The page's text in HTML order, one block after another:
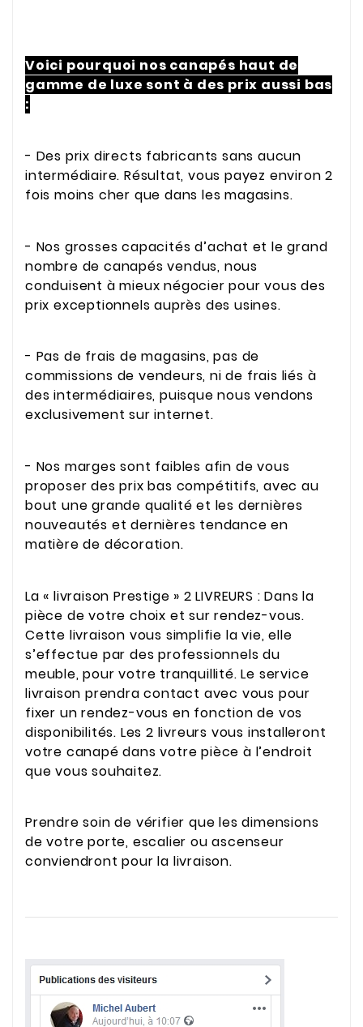
Voici pourquoi nos canapés haut de
gamme de luxe sont à des prix aussi bas
:
- Des prix directs fabricants sans aucun
intermédiaire. Résultat, vous payez environ 2
fois moins cher que dans les magasins.
- Nos grosses capacités d’achat et le grand
nombre de canapés vendus, nous
conduisent à mieux négocier pour vous des
prix exceptionnels auprès des usines.
- Pas de frais de magasins, pas de
commissions de vendeurs, ni de frais liés à
des intermédiaires, puisque nous vendons
exclusivement sur internet.
- Nos marges sont faibles afin de vous
proposer des prix bas compétitifs, avec au
bout une grande qualité et les dernières
nouveautés et dernières tendance en
matière de décoration.
La « livraison Prestige » 2 LIVREURS : Dans la
pièce de votre choix et sur rendez-vous.
Cette livraison vous simplifie la vie, elle
s’effectue par des professionnels du
meuble, pour votre tranquillité. Le service
livraison prendra contact avec vous pour
fixer un rendez-vous en fonction de vos
disponibilités. Les 2 livreurs vous installeront
votre canapé dans votre pièce à l’endroit
que vous souhaitez.
Prendre soin de vérifier que les dimensions
de votre porte, escalier ou ascenseur
conviendront pour la livraison.